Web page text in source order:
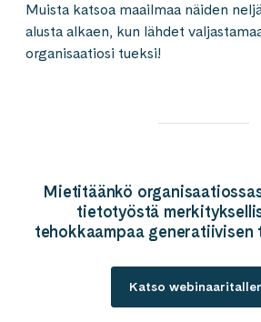
Muista katsoa maailmaa näiden
alusta alkaen, kun lähdet
organisaatiosi tueksi!
Mietitäänkö
tietotyöstä
tehokkaampaa generatiivisen
Katso